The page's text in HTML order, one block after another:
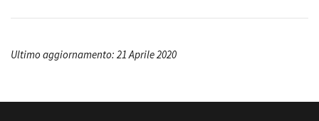
Ultimo aggiornamento: 21 Aprile 2020